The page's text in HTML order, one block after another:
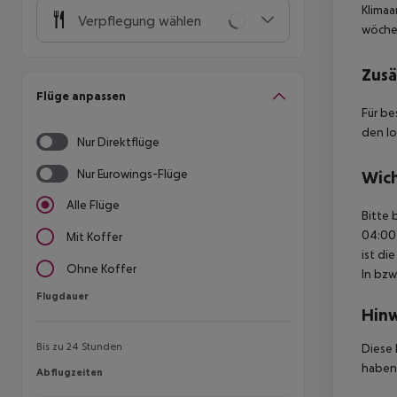
Verpflegung wählen
Flüge anpassen
Nur Direktflüge
Nur Eurowings-Flüge
Alle Flüge
Mit Koffer
Ohne Koffer
Flugdauer
Flugdauer
Bis zu 24 Stunden
Abflugzeiten
Abflugzeiten
Für
den
Bitte
04:00
ist
In
Diese